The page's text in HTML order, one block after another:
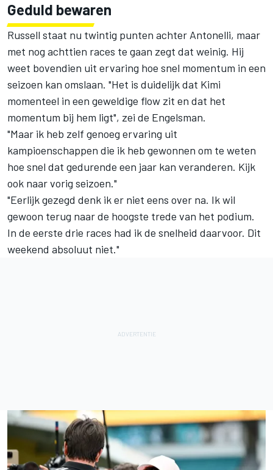
Geduld bewaren
Russell staat nu twintig punten achter Antonelli, maar
met nog achttien races te gaan zegt dat weinig. Hij
weet bovendien uit ervaring hoe snel momentum in een
seizoen kan omslaan. "Het is duidelijk dat Kimi
momenteel in een geweldige flow zit en dat het
momentum bij hem ligt", zei de Engelsman.
"Maar ik heb zelf genoeg ervaring uit
kampioenschappen die ik heb gewonnen om te weten
hoe snel dat gedurende een jaar kan veranderen. Kijk
ook naar vorig seizoen."
"Eerlijk gezegd denk ik er niet eens over na. Ik wil
gewoon terug naar de hoogste trede van het podium.
In de eerste drie races had ik de snelheid daarvoor. Dit
weekend absoluut niet."